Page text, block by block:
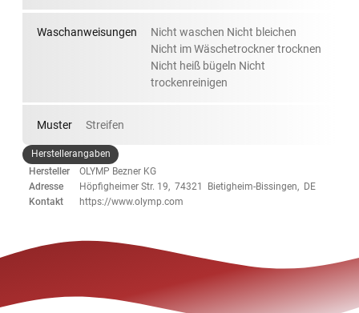
Waschanweisungen
Nicht waschen Nicht bleichen
Nicht im Wäschetrockner trocknen
Nicht heiß bügeln Nicht
trockenreinigen
Muster Streifen
Herstellerangaben
Hersteller
OLYMP Bezner KG
Adresse
Höpfigheimer Str. 19, 74321 Bietigheim-Bissingen, DE
Kontakt
https://www.olymp.com